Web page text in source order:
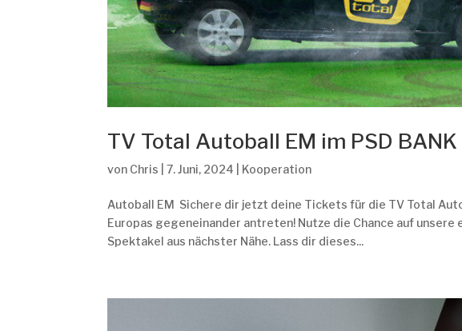
TV Total Autoball EM im PSD BANK
von Chris |7. Juni, 2024 Kooperation
Autoball EM Sichere dir jetzt deine Tickets für die TV Total
Europas gegeneinander antreten! Nutze die Chance auf
Spektakel aus nächster Nähe. Lass dir dieses...